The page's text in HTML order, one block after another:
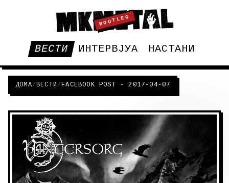
BOOTLEG
ВЕСТИ ИНТЕРВЈУА НАСТАНИ
ДОМА/ВЕСТИ /FACEBOOK POST - 2017-04-07